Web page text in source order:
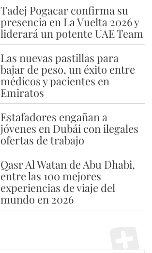
Tadej Pogacar confirma su
presencia en La Vuelta 2026 y
liderará un potente UAE Team
Las nuevas pastillas para
bajar de peso, un éxito entre
médicos y pacientes en
Emiratos
Estafadores engañan a
jóvenes en Dubái con ilegales
ofertas de trabajo
Qasr Al Watan de Abu Dhabi,
entre las 100 mejores
experiencias de viaje del
mundo en 2026